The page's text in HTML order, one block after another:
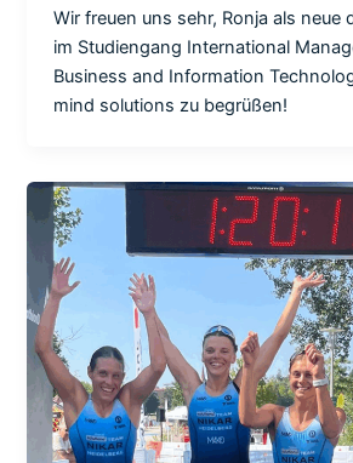
Wir freuen uns sehr, Ronja als neue
im Studiengang International
Business and Information
mind solutions zu begrüßen!